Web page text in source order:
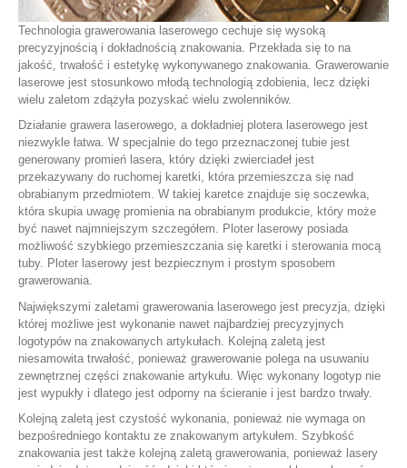
Technologia grawerowania laserowego cechuje się wysoką
precyzyjnością i dokładnością znakowania. Przekłada się to na
jakość, trwałość i estetykę wykonywanego znakowania. Grawerowanie
laserowe jest stosunkowo młodą technologią zdobienia, lecz dzięki
wielu zaletom zdążyła pozyskać wielu zwolenników.
Działanie grawera laserowego, a dokładniej plotera laserowego jest
niezwykle łatwa. W specjalnie do tego przeznaczonej tubie jest
generowany promień lasera, który dzięki zwierciadeł jest
przekazywany do ruchomej karetki, która przemieszcza się nad
obrabianym przedmiotem. W takiej karetce znajduje się soczewka,
która skupia uwagę promienia na obrabianym produkcie, który może
być nawet najmniejszym szczegółem. Ploter laserowy posiada
możliwość szybkiego przemieszczania się karetki i sterowania mocą
tuby. Ploter laserowy jest bezpiecznym i prostym sposobem
grawerowania.
Największymi zaletami grawerowania laserowego jest precyzja, dzięki
której możliwe jest wykonanie nawet najbardziej precyzyjnych
logotypów na znakowanych artykułach. Kolejną zaletą jest
niesamowita trwałość, ponieważ grawerowanie polega na usuwaniu
zewnętrznej części znakowanie artykułu. Więc wykonany logotyp nie
jest wypukły i dlatego jest odporny na ścieranie i jest bardzo trwały.
Kolejną zaletą jest czystość wykonania, ponieważ nie wymaga on
bezpośredniego kontaktu ze znakowanym artykułem. Szybkość
znakowania jest także kolejną zaletą grawerowania, ponieważ lasery